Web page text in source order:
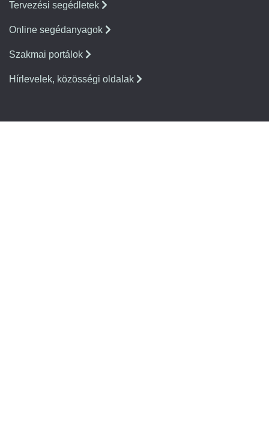
Tervezési segédletek
Online segédanyagok
Szakmai portálok
Hírlevelek, közösségi oldalak